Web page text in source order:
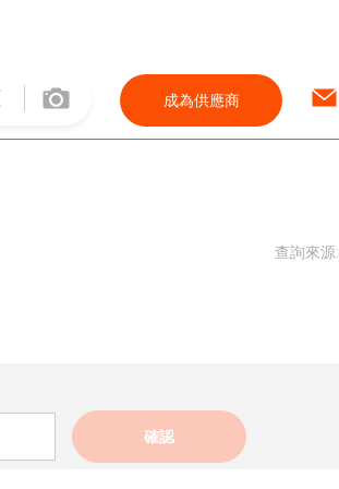
成為供應商
查詢來源:
確認